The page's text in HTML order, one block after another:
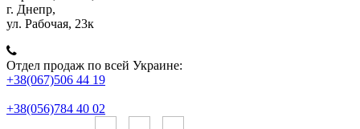
г. Днепр,
ул. Рабочая, 23к
Отдел продаж по всей Украине:
+38(067)506 44 19
+38(056)784 40 02